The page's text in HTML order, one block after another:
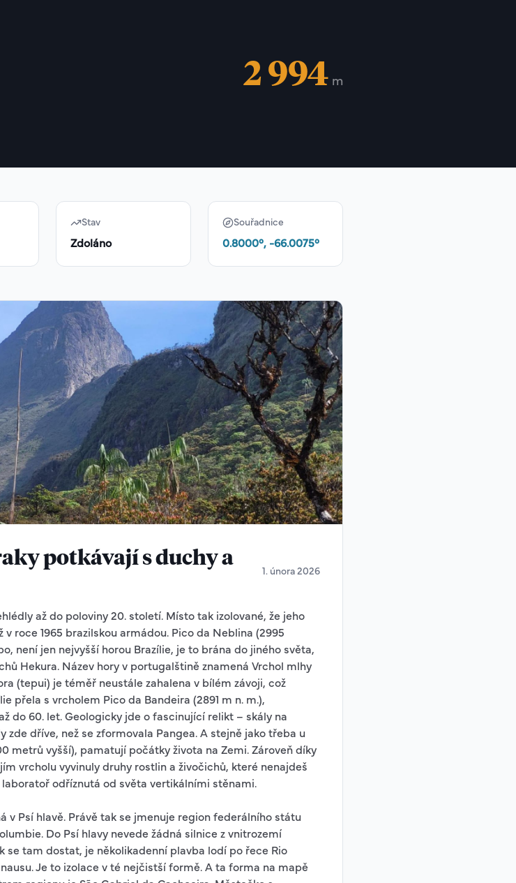
2 994 m
Stav
Zdoláno
Souřadnice
0.8000°, -66.0075°
potkávají s duchy a
1. února 2026
byla obloha kdysi zemí, kde žili lidé a zvířata. Poté, co se tato stará země zřítila a vytvořila naši současnou zemi, zůstal nad námi jen kus, který vidíme jako nebeskou klenbu. Hvězdy jsou ohně, u kterých sedí duchové předků v horním světě. Když vidíš zářit hvězdy, vidíš vlastně táboráky bytostí, které žijí nad námi. Mléčná dráha je stopou předků. Je to řeka, která protéká horním světem a spojuje různé vesnice duchů. Z Maturacá je to ještě asi 2-3 hodiny lodí k začátku treku. Pak už jen 6 dní nahoru a 4 dolů. Je to bezmála 70 kilometrů džunglí, občas bahýnkem, a nakonec trochu po skále. O jídlo se starají Yanomami, stejně jako o správný směr. Vodu naberete v říčkách a ty poslouží i jako koupelna a vítané osvěžení. Spí se v houpacích sítích pod přístřešky bez stěn. Sem tam přijde na návštěvu big žaba, sem tam jen žaba s kámošem škorpionem, ale jinak byl prales až podivně života prostý. Zvířátek jsme viděli naprosté minimum v porovnání s jinými částmi Amazonie. Večer a v noci bylo téměř ticho, vzácně se ozvalo pár ptáků. Jako by nám v tomto ohledu nebylo přáno. Inu, nejsme Moravanka, abychom jen vyhrávali, jak se říká u nás na Slávii v Edenu. Jackpot jsme vybrali s počasím, co se týče fauny a flory, tam jsme ta přehnaná očekávání ne zcela naplnili. Izolovanost, přes těch několik endemických druhů, ne nutně musí značit i vysokou biodiverzitu. Ta stolová hora je špičatá! Soudě dle reakcí Yanomami, vidět ji bez mlhy, asi nebývá rozšířený úkaz. Nejvyšší hory často vidíte z ohromných dálek, tyčí se do výšek jako blyštivé oltáře svých pohoří. Méně tak činí Yaripo. Tu horu odněkud jen tak zahlédnout je téměř nemožné, je pečlivě schovaná v pohoří Imeri na pomezí Brazílie a Venezuely. Cestou k ní jsme mnoho vrcholů zaměnili za vytoužený výhled na ni, ale nakonec vždy zjistili, že tak blízko ještě nejsme. Zadařilo se až poslední – výstupový den. Obyčejně ale i tento výhled bývá zakryt mlhou, když ne přímo deštěm a špatným počasím obecně. Měli jsme štěstí a především dobré požehnání šamanů! Jaké by to asi bylo, zažít celý trek v dešti a horu v mlze? Třeba bychom na vrcholu hory ani nestanuli, třeba by celé to snažení bylo zbytečné, třeba by horší podmínky daly vzniknout pevnějším přátelstvím, třeba… Nejspíš bych šamany stejně pochválil. Ten příběh se teprve psal. Tak jak by byl, by i později zůstal. Naše Yaripo bylo sluníčkové a projekt dosažení nejvyšších vrcholů všech zemí má krásný zářez navíc. Mezi lety 2003 a 2022 byla hora pro veřejnost uzavřena kvůli ochraně území. Dnes se však vrací na mapu díky projektu Yaripo. Není to ale klasický komerční výlet. Projekt spravují samotní Yanomami. Fungují jako průvodci, nosiči i kuchaři. Je to jakási ekonomická alternativa. Pro kmen je to cesta, jak legálně získat prostředky na nástroje, oblečení, lodě, motory, benzín, zbraně, potraviny a léky, aniž by museli ustupovat těžařům, nebo se jimi sami stávali. Zároveň turisté na stezce fungují jako „mezinárodní svědci“. Tam, kde jsou legální expedice, se nelegální garimpeiros pohybují mnohem hůře. To ale neznamená, že by tam nebyli vůbec, čehož jsme byli i sami svědky. Od té doby jsem to téma vytáhl před Yanomami několikrát a snažil se získat co nejvíce nezávislých odpovědí. Zajímalo mě, jak je ta realita komplexní a nakolik jen černobílá (zlý těžař x hodný ochránce lesa Yanomami). Yanomami vedou válku o přežití. Jejich území je bohaté na zlato, čímž přitahuje pozornost spousty ilegálních těžařů. Těžba zlata vyžaduje mimo jiné i rtuť, která uniká do řek. Testy vládních organizací ukazují, že až 90 % lidí v některých komunitách má v těle nebezpečné hladiny rtuti, což často vede k poškození mozku a vrozeným vadám. Obrana Yanomami proti přesile ozbrojených těžařů je kombinací odvahy, tisíciletých znalostí pralesa a moderního aktivismu. Protože těžaři často disponují střelnými zbraněmi, musí Yanomami jednat chytře. I když to zní jako nerovný boj, v hustém pralese mají Yanomami jednu obrovskou výhodu: neviditelnost. Lovci Yanomami se dokážou v džungli pohybovat naprosto neslyšně. Existují případy, kdy komunity vyhostily skupiny těžařů jen tím, že se kolem jejich tábora začaly objevovat otrávené šípy nebo se ozývalo válečné volání z džungle. Těžaři se v pralese často bojí. Neznají zvuky, terén ani nebezpečí. Yanomami toho využívají k zastrašování, aby dali najevo, že těžaři nejsou vítáni. Mladí Yanomami se dnes učí ovládat technologie, které jim pomáhají mapovat invazi. S pomocí neziskových organizací používají drony k fotografování nelegálních dolů a přistávacích drah v hloubi pralesa. Tyto snímky pak posílají přes satelitní internet brazilským úřadům a mezinárodním soudům. Bez těchto důkazů by vláda mohla tvrdit, že se nic neděje. Řeky jsou pro těžaře dálnicemi. Musí po nich vozit naftu, rtuť a stroje. Yanomami v některých oblastech napínají přes řeky ocelová lana nebo řetězy, aby zastavili čluny těžařů. U těchto zátarasů pak drží hlídky ozbrojené luky a šípy. Je to nebezpečná práce, při které už došlo k mnoha ozbrojeným střetům. Mnozí si ale uvědomují, že luk a staré pušky v pralese nestačí. Musí bojovat i v hlavních městech. Pravidelně létají do Brazílie, aby mluvili s politiky a soudci. Yanomami tvrdě bojují za to, aby jejich území zůstalo zákonem chráněné. Pokud by se status jejich rezervace (na velké části je národní park) změnil, těžaři by tam vtrhli legálně a ve velkém. V roce 2021 museli Yanomami v komunitě Palimiu několik týdnů čelit útokům těžařů, kteří na ně stříleli z automatických zbraní a házeli slzný plyn. Domorodci se bránili jen s luky a schovávali děti do jam v zemi. Jejich vytrvalost a následná medializace nakonec přiměla armádu k zásahu. Je